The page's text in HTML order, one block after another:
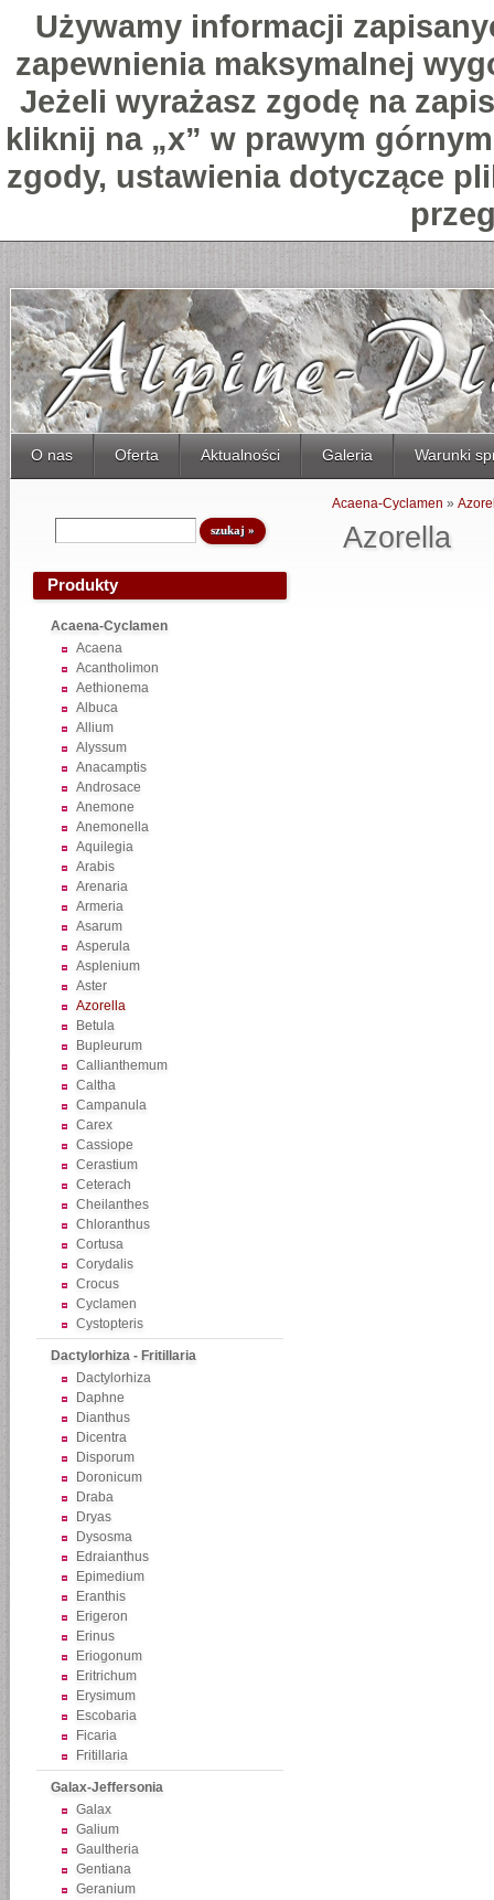
Używamy informacji
zapewnienia maksymalnej
Jeżeli wyrażasz zgodę na
kliknij na „x” w prawym
zgody, ustawienia dotyczące
O nas Oferta Aktualności Galeria Warunki
Produkty
Acaena-Cyclamen
Acaena
Acantholimon
Aethionema
Albuca
Allium
Alyssum
Anacamptis
Androsace
Anemone
Anemonella
Aquilegia
Arabis
Arenaria
Armeria
Asarum
Asperula
Asplenium
Aster
Azorella
Betula
Bupleurum
Callianthemum
Caltha
Campanula
Carex
Cassiope
Cerastium
Ceterach
Cheilanthes
Chloranthus
Cortusa
Corydalis
Crocus
Cyclamen
Cystopteris
Dactylorhiza - Fritillaria
Dactylorhiza
Daphne
Dianthus
Dicentra
Disporum
Doronicum
Draba
Dryas
Dysosma
Edraianthus
Epimedium
Eranthis
Erigeron
Erinus
Eriogonum
Eritrichum
Erysimum
Escobaria
Ficaria
Fritillaria
Galax-Jeffersonia
Galax
Galium
Gaultheria
Gentiana
Geranium
Azorella
Acaena-Cyclamen »